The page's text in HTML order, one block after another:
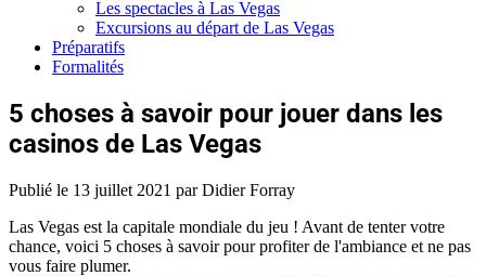
Les spectacles à Las Vegas
Excursions au départ de Las Vegas
Préparatifs
Formalités
5 choses à savoir pour jouer dans les
casinos de Las Vegas
Publié le 13 juillet 2021 par Didier Forray
Las Vegas est la capitale mondiale du jeu ! Avant de tenter votre
chance, voici 5 choses à savoir pour profiter de l'ambiance et ne pas
vous faire plumer.